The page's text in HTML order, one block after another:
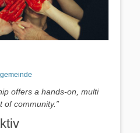
offers a hands-on, multi
of community.”